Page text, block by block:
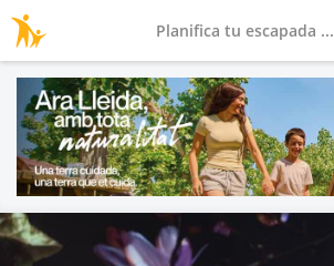
Planifica tu escapada ...